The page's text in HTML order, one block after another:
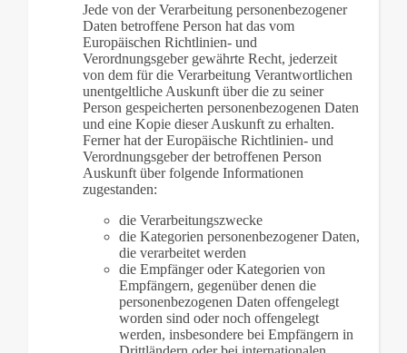
Jede von der Verarbeitung personenbezogener
Daten betroffene Person hat das vom
Europäischen Richtlinien- und
Verordnungsgeber gewährte Recht, jederzeit
von dem für die Verarbeitung Verantwortlichen
unentgeltliche Auskunft über die zu seiner
Person gespeicherten personenbezogenen Daten
und eine Kopie dieser Auskunft zu erhalten.
Ferner hat der Europäische Richtlinien- und
Verordnungsgeber der betroffenen Person
Auskunft über folgende Informationen
zugestanden:
die Verarbeitungszwecke
die Kategorien personenbezogener Daten,
die verarbeitet werden
die Empfänger oder Kategorien von
Empfängern, gegenüber denen die
personenbezogenen Daten offengelegt
worden sind oder noch offengelegt
werden, insbesondere bei Empfängern in